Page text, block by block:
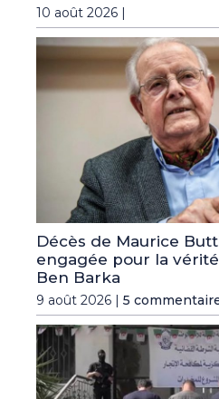
10 août 2026 |
Décès de Maurice
engagée pour la
Ben Barka
9 août 2026 | 5